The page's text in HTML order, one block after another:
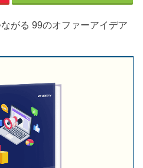
がる 99のオファーアイデア